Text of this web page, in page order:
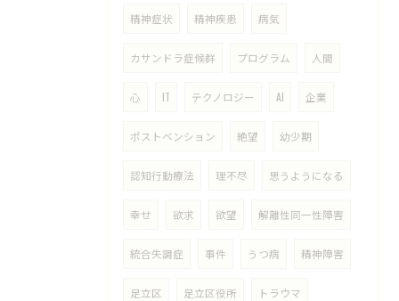
精神症状 精神疾患 病気
カサンドラ症候群 プログラム 人間
心 IT テクノロジー AI 企業
ポストベンション 絶望 幼少期
認知行動療法 理不尽 思うようになる
幸せ 欲求 欲望 解離性同一性障害
統合失調症 事件 うつ病 精神障害
足立区 足立区役所 トラウマ